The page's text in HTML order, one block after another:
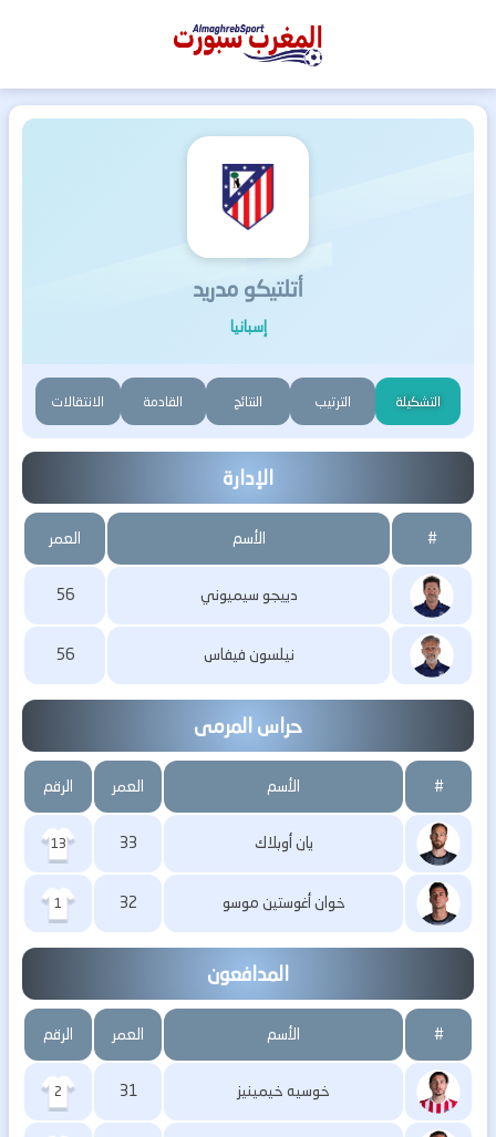
المغرب
أتلتيكو مدريد
إسبانيا
التشكيلة الترتيب النتائج القادمة الانتقالات
الإدارة
# الأسم العمر
دييجو سيميوني 56
نيلسون فيفاس 56
حراس المرمى
# الأسم العمر الرقم
يان أوبلاك 33
13
خوان أغوستين موسو 32
1
المدافعون
# الأسم العمر الرقم
خوسيه خيمينيز 31
2